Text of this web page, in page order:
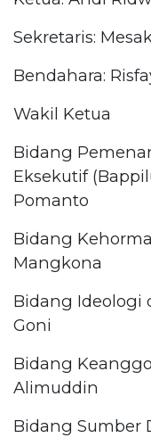
Sekretaris:
Bendahara:
Wakil Ketua
Bidang
Eksekutif
Pomanto
Bidang
Mangkona
Bidang Ideologi
Goni
Bidang
Alimuddin
Bidang Sumber